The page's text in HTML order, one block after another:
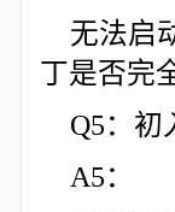
无法启
丁是否完
Q5：初
A5：